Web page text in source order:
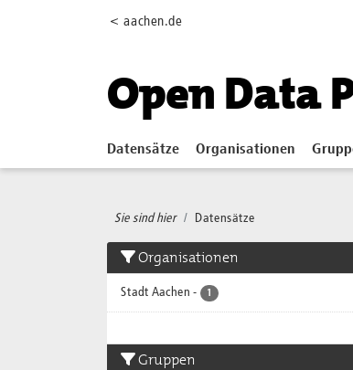
< aachen.de
Open Data
Datensätze Organisationen
Sie sind hier Datensätze
Organisationen
Stadt Aachen - 1
Gruppen